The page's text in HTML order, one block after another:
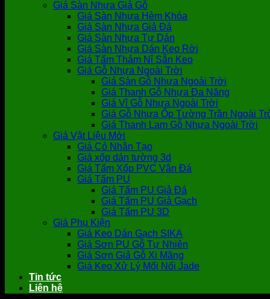
Giá Sàn Nhựa Giả Gỗ
Giá Sàn Nhựa Hèm Khóa
Giá Sàn Nhựa Giả Đá
Giá Sàn Nhựa Tự Dán
Giá Sàn Nhựa Dán Keo Rời
Giá Tấm Thảm Nỉ Sẵn Keo
Giá Gỗ Nhựa Ngoài Trời
Giá Sàn Gỗ Nhựa Ngoài Trời
Giá Thanh Gỗ Nhựa Đa Năng
Giá Vỉ Gỗ Nhựa Ngoài Trời
Giá Gỗ Nhựa Ốp Tường Trần Ngoài
Giá Thanh Lam Gỗ Nhựa Ngoài Trời
Giá Vật Liệu Mới
Giá Cỏ Nhân Tạo
Giá xốp dán tường 3d
Giá Tấm Xốp PVC Vân Đá
Giá Tấm PU
Giá Tấm PU Giả Đá
Giá Tấm PU Giả Gạch
Giá Tấm PU 3D
Giá Phụ Kiện
Giá Keo Dán Gạch SIKA
Giá Sơn PU Gỗ Tự Nhiên
Giá Sơn Giả Gỗ Xi Măng
Giá Keo Xử Lý Mối Nối Jade
Tin tức
Liên hệ